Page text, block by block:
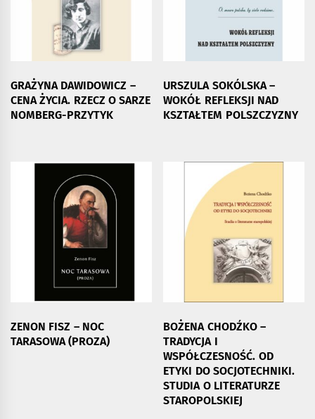
GRAŻYNA DAWIDOWICZ –
CENA ŻYCIA. RZECZ O SARZE
NOMBERG-PRZYTYK
URSZULA SOKÓLSKA –
WOKÓŁ REFLEKSJI NAD
KSZTAŁTEM POLSZCZYZNY
ZENON FISZ – NOC
TARASOWA (PROZA)
BOŻENA CHODŹKO –
TRADYCJA I
WSPÓŁCZESNOŚĆ. OD
ETYKI DO SOCJOTECHNIKI.
STUDIA O LITERATURZE
STAROPOLSKIEJ